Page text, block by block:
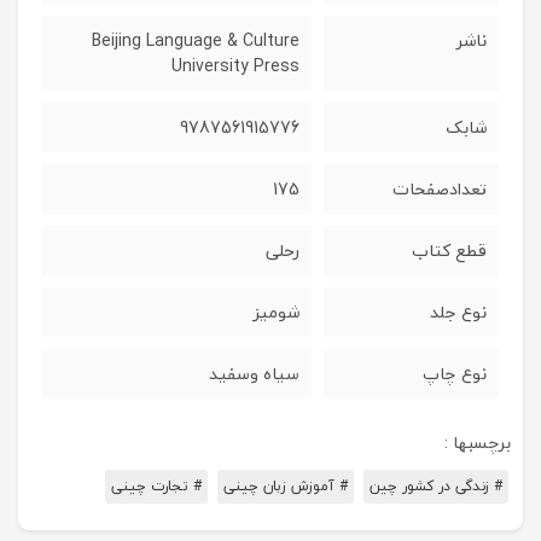
ناشر
Beijing Language & Culture
University Press
شابک 9787561915776
تعدادصفحات 175
قطع کتاب رحلی
نوع جلد شومیز
نوع چاپ سیاه وسفید
برچسبها :
# زندگی در کشور چین # آموزش زبان چینی # تجارت چینی